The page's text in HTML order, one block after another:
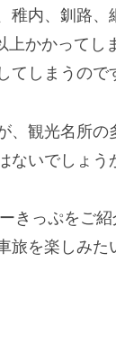
稚内、釧路、
かかってし
しまうので
、観光名所の
いでしょう
きっぷをご
を楽しみた